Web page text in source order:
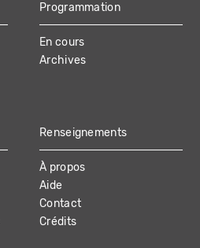
Programmation
En cours
Archives
Renseignements
À propos
Aide
Contact
Crédits